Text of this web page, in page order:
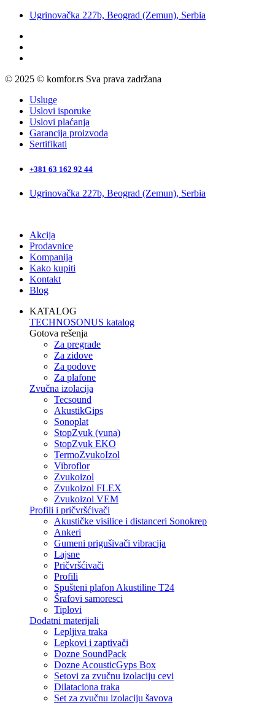
Ugrinovačka 227b, Beograd (Zemun), Serbia
© 2025 © komfor.rs Sva prava zadržana
Usluge
Uslovi isporuke
Uslovi plaćanja
Garancija proizvoda
Sertifikati
+381 63 162 92 44
Ugrinovačka 227b, Beograd (Zemun), Serbia
Akcija
Prodavnice
Kompanija
Kako kupiti
Kontakt
Blog
KATALOG
TECHNOSONUS katalog
Gotova rešenja
Za pregrade
Za zidove
Za podove
Za plafone
Zvučna izolacija
Tecsound
AkustikGips
Sonoplat
StopZvuk (vuna)
StopZvuk EKO
TermoZvukoIzol
Vibroflor
Zvukoizol
Zvukoizol FLEX
Zvukoizol VEM
Profili i pričvršćivači
Akustičke visilice i distanceri Sonokrep
Ankeri
Gumeni prigušivači vibracija
Lajsne
Pričvršćivači
Profili
Spušteni plafon Akustiline T24
Šrafovi samoresci
Tiplovi
Dodatni materijali
Lepljiva traka
Lepkovi i zaptivači
Dozne SoundPack
Dozne AcousticGyps Box
Setovi za zvučnu izolaciju cevi
Dilataciona traka
Set za zvučnu izolaciju šavova